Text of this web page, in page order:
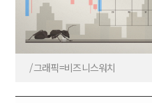
/그래픽=비즈니스워치